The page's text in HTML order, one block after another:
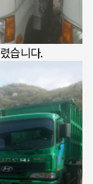
습니다.